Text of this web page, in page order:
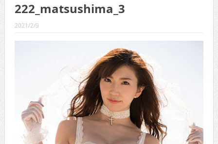
CINEMA×STYLE 289号
CINEMA×STYLE 286号
CINEMA×STYLE 285号
CINEMA×STYLE 294号
222_matsushima_3
2021/2/9